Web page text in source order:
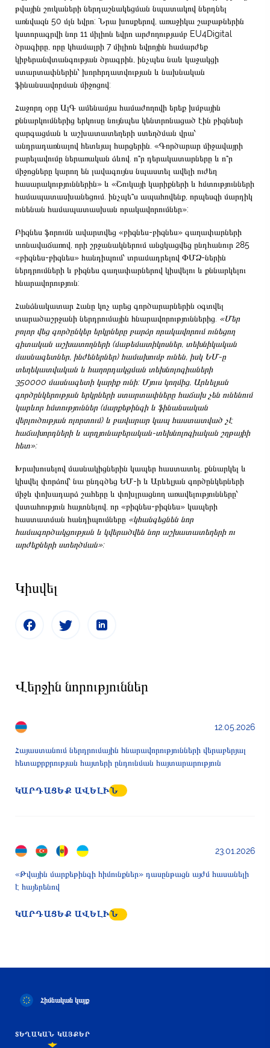
թվային շուկաների ներդաշնակեցման նպատակով ներդնել
առնվազն 50 մլն եվրո: Նրա խոսքերով, առաջիկա շաբաթներին
կստորագրվի նոր 11 միլիոն եվրո արժողությամբ EU4Digital
ծրագիրը, որը կհամալրի 7 միլիոն եվրոյին համարժեք
կիբերանվտանգության ծրագրին, ինչպես նաև կաջակցի
ստարտափներին՝ խորհրդատվության և նախնական
ֆինանսավորման միջոցով:
Հաջորդ օրը ԱլԳ ամենամյա համաժողովի երեք խմբային
քննարկումներից երկուսը նույնպես կենտրոնացած էին բիզնեսի
զարգացման և աշխատատեղերի ստեղծման վրա՝
անդրադառնալով հետևյալ հարցերին. «Գործարար միջավայրի
բարելավումը ներառական ձևով. ո՞ր դերակատարները և ո՞ր
միջոցները կարող են լավագույնս նպաստել ավելի ուժեղ
հասարակություններին» և «Շուկայի կարիքների և հմտությունների
համապատասխանեցում. ինչպե՞ս ապահովենք, որպեսզի մարդիկ
ունենան համապատասխան որակավորումներ»:
Բիզնես ֆորումն ավարտվեց «բիզնես-բիզնես» գաղափարների
տոնավաճառով, որի շրջանակներում անցկացվեց ընդհանուր 285
«բիզնես-բիզնես» հանդիպում՝ տրամադրելով ՓՄՁ-ներին
ներդրումների և բիզնես գաղափարներով կիսվելու և քննարկելու
հնարավորություն:
Հանձնակատար Հանը կոչ արեց գործարարներին օգտվել
տարածաշրջանի ներդրումային հնարավորություններից. «Մեր
բոլոր վեց գործընկեր երկրները բարձր որակավորում ունեցող
գիտական աշխատողների (մաթեմատիկոսներ, տեխնիկական
մասնագետներ, ինժեներներ) համախումբ ունեն, իսկ ԵՄ-ը
տեղեկատվական և հաղորդակցման տեխնոլոգիաների
350000 մասնագետի կարիք ունի: Մյուս կողմից, Արևելյան
գործընկերության երկրների ստարտափները հաճախ չեն ունենում
կարևոր հմտություններ (մարքեթինգի և ֆինանսական
վերլուծության ոլորտում) և բավարար կապ հաստատված չէ
հաճախորդների և արդյունաբերական-տեխնոլոգիական շղթայիի
հետ»:
Խրախուսելով մասնակիցներին կապեր հաստատել, քննարկել և
կիսվել փորձով՝ նա ընդգծեց ԵՄ-ի և Արևելյան գործընկերների
միջև փոխադարձ շահերը և փոխլրացնող առավելությունները՝
վստահություն հայտնելով, որ «բիզնես-բիզնես» կապերի
հաստատման հանդիպումները «կհանգեցնեն նոր
համագործակցության և կվերածվեն նոր աշխատատեղերի ու
արժեքների ստեղծման»:
Կիսվել
Վերջին նորություններ
12.05.2026
Հայաստանում ներդրումային հնարավորությունների վերաբերյալ
հետաքրքրության հայտերի ընդունման հայտարարություն
ԿԱՐԴԱՑԵՔ ԱՎԵԼԻՆ
23.01.2026
«Թվային մարքեթինգի հիմունքներ» դասընթացն այժմ հասանելի
է հայերենով
ԿԱՐԴԱՑԵՔ ԱՎԵԼԻՆ
Հիմնական կայք
ՏԵՂԱԿԱՆ ԿԱՅՔԵՐ